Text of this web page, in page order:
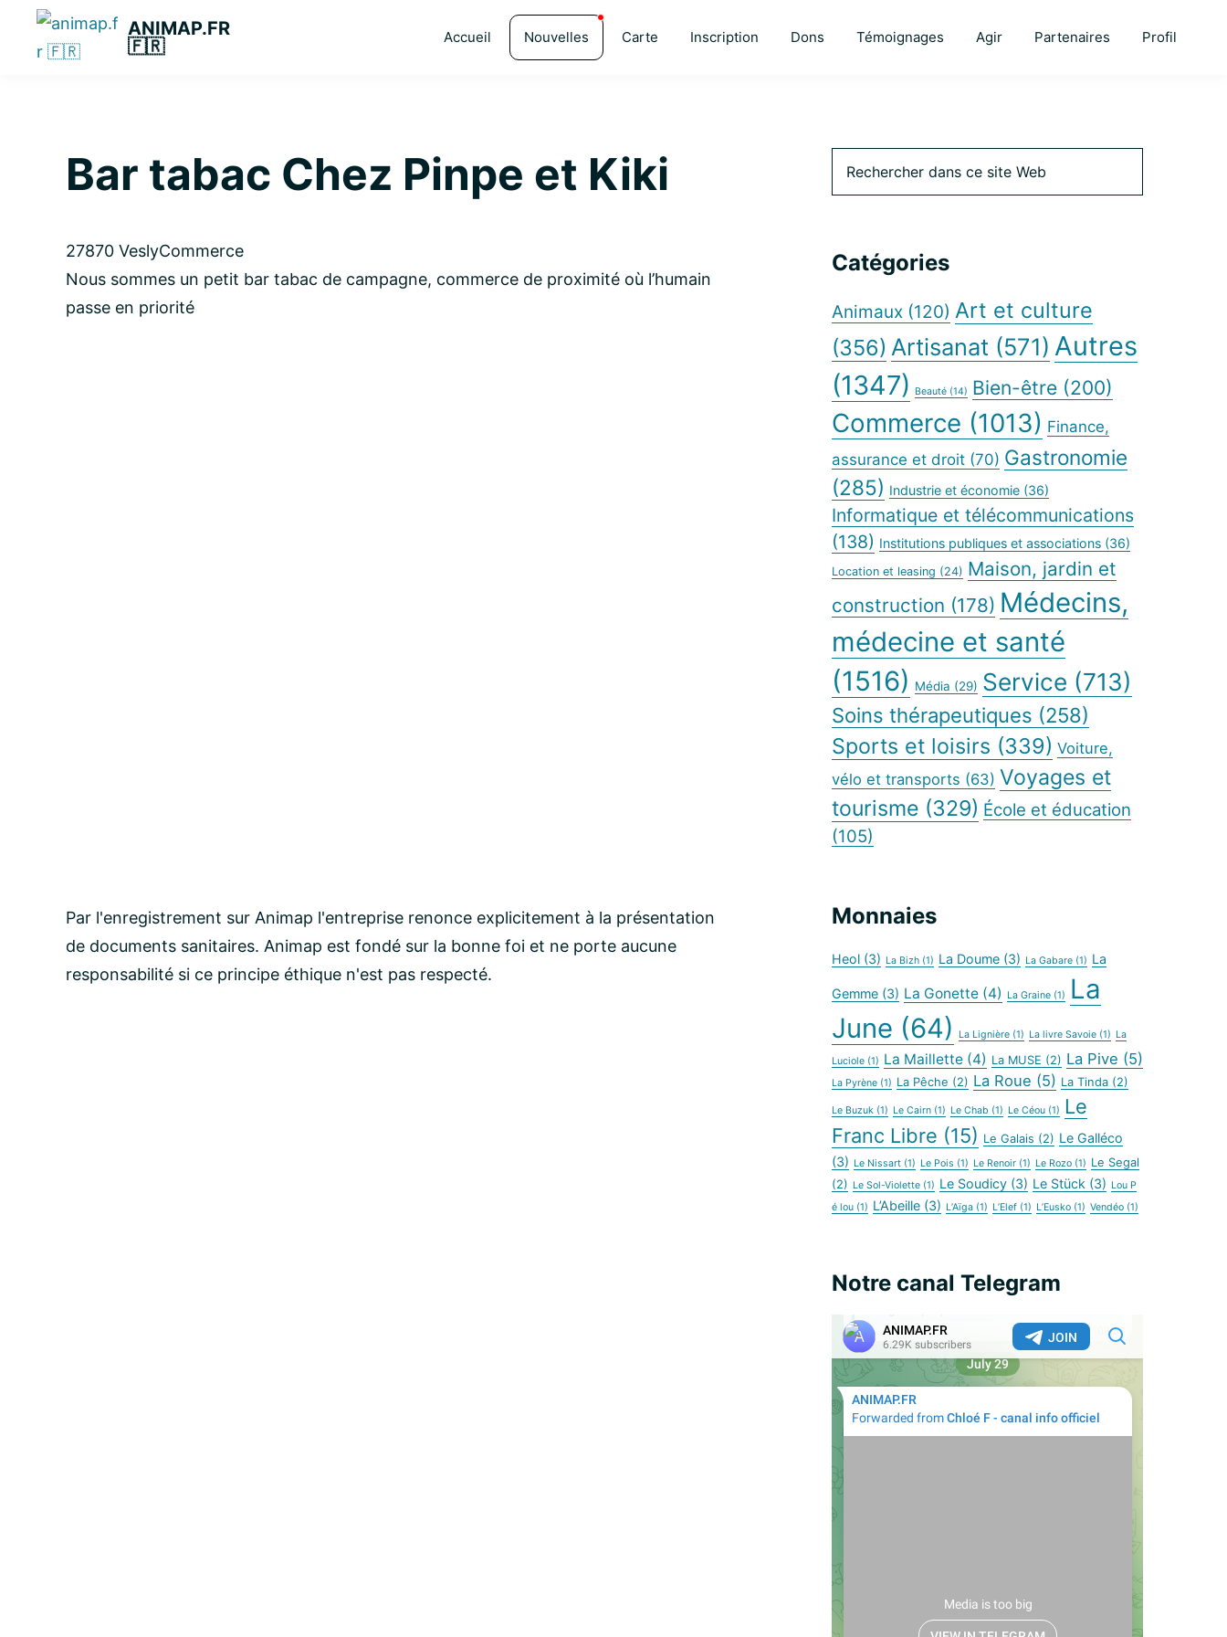
Passer
Passer
Passer
principale
ANIMAP.FR
🇫🇷
Accueil Nouvelles Carte Inscription Dons Témoignages Agir Partenaires Profil
Bar tabac Chez Pinpe et Kiki
27870 VeslyCommerce
Nous sommes un petit bar tabac de campagne, commerce de proximité où l’humain
passe en priorité
Par l'enregistrement sur Animap l'entreprise renonce explicitement à la présentation
de documents sanitaires. Animap est fondé sur la bonne foi et ne porte aucune
responsabilité si ce principe éthique n'est pas respecté.
Barre
principale
dans
Catégories
Animaux (120) Art et culture
(356) Artisanat (571) Autres
(1347)
Beauté (14) Bien-être (200)
Commerce (1013) Finance,
assurance et droit (70) Gastronomie
(285) Industrie et économie (36)
Informatique et télécommunications
(138) Institutions publiques et associations (36)
Location et leasing (24) Maison, jardin et
construction (178) Médecins,
médecine et santé
(1516) Média (29) Service (713)
Soins thérapeutiques (258)
Sports et loisirs (339) Voiture,
vélo et transports (63) Voyages et
tourisme (329) École et éducation
(105)
Monnaies
Heol (3) La Bizh (1) La Doume (3) La Gabare (1) La
Gemme (3) La Gonette (4) La Graine (1)
La
June (64) La Lignière (1) La livre Savoie (1) La
Luciole (1) La Maillette (4) La MUSE (2) La Pive (5)
La Pyrène (1) La Pêche (2) La Roue (5) La Tinda (2)
Le Buzuk (1) Le Cairn (1) Le Chab (1) Le Céou (1)
Le
Franc Libre (15) Le Galais (2) Le Galléco
(3) Le Nissart (1) Le Pois (1) Le Renoir (1) Le Rozo (1) Le Segal
(2) Le Sol-Violette (1) Le Soudicy (3) Le Stück (3) Lou P
é lou (1) L’Abeille (3) L’Aïga (1) L’Elef (1) L’Eusko (1) Vendéo (1)
Notre canal Telegram